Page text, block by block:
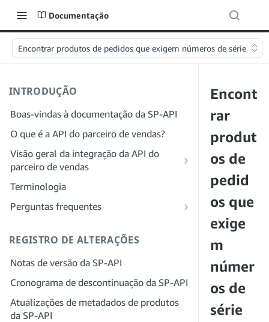
Documentação
Encontrar produtos de pedidos que exigem números de série
INTRODUÇÃO
Boas-vindas à documentação da SP-API
O que é a API do parceiro de vendas?
Visão geral da integração da API do
parceiro de vendas
Integração como desenvolvedor
Etapa 3: criar um perfil de
desenvolvedor
Etapa 4: registrar um aplicativo
sandbox
Etapa 5: fazer sua primeira chamada
Integração como provedor de serviços
provedor de serviços
Etapa 2: crie uma conta no Portal do
provedor de soluções para sua empresa
Etapa 3: verifique sua identidade
Etapa 4: preencha o perfil de serviços
Terminologia
Perguntas frequentes
API
provedor de soluções
REGISTRO DE ALTERAÇÕES
Notas de versão da SP-API
Cronograma de descontinuação da SP-API
Atualizações de metadados de produtos
da SP-API
Encont
rar
produt
os de
pedid
os que
exige
m
númer
os de
série